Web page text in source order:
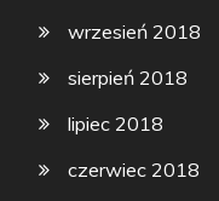
wrzesień 2018
sierpień 2018
lipiec 2018
czerwiec 2018